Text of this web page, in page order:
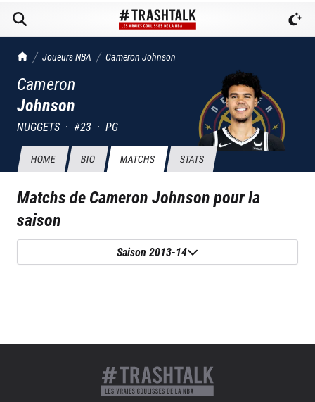
TrashTalk Actu NBA
Joueurs NBA Cameron Johnson
Cameron
Johnson
NUGGETS · #23 · PG
HOME BIO MATCHS STATS
Matchs deCameron Johnsonpour la
saison
Saison 2013-14